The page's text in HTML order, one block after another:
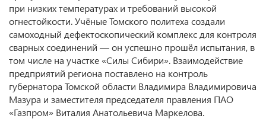
при низких температурах и требований высокой
огнестойкости. Учёные Томского политеха создали
самоходный дефектоскопический комплекс для контроля
сварных соединений — он успешно прошёл испытания, в
том числе на участке «Силы Сибири». Взаимодействие
предприятий региона поставлено на контроль
губернатора Томской области Владимира Владимировича
Мазура и заместителя председателя правления ПАО
«Газпром» Виталия Анатольевича Маркелова.